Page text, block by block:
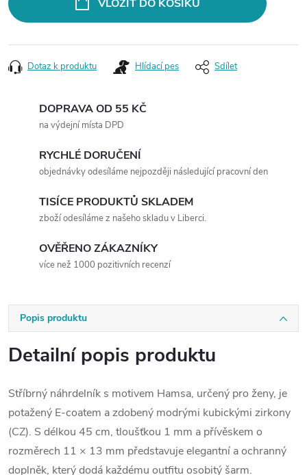
VLOŽIT DO KOŠÍKU
Dotaz k produktu Hlídací pes Sdílet
DOPRAVA OD 55 KČ
na výdejní místa DPD
RYCHLÉ DORUČENÍ
objednávky odesíláme nejpozději následující pracovní den
TISÍCE PRODUKTŮ SKLADEM
zboží odesíláme z našeho skladu v Liberci.
OVĚŘENO ZÁKAZNÍKY
více než 1000 pozitivních recenzí
Popis produktu
Detailní popis produktu
Stříbrný náhrdelník s motivem Hamsa, určený pro ženy, je
potažený E-coatem a zdobený modrými kubickými zirkony
(CZ). S délkou 45 cm, tloušťkou 1 mm a přívěskem o
rozměrech 11 × 13 mm představuje elegantní a ochranný
doplněk, který dodá každému outfitu osobitý šarm.